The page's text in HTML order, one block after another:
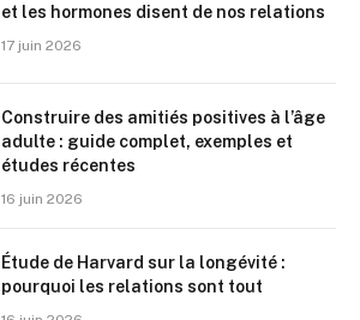
et les hormones disent de nos relations
17 juin 2026
Construire des amitiés positives à l’âge
adulte : guide complet, exemples et
études récentes
16 juin 2026
Étude de Harvard sur la longévité :
pourquoi les relations sont tout